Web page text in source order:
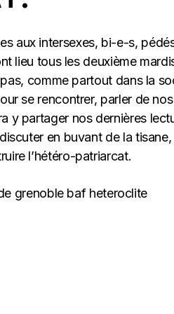
aux intersexes, bi-e-s,
lieu tous les deuxième
comme partout dans la
se rencontrer, parler de nos
y partager nos dernières
en buvant de la tisane,
l’hétéro-patriarcat.